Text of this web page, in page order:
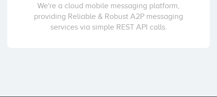
We're a cloud mobile messaging platform,
providing Reliable & Robust A2P messaging
services via simple REST API calls.